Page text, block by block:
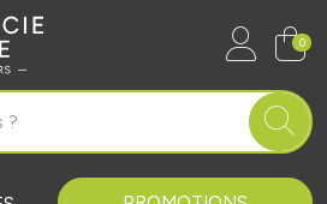
Pharmacie Paque Grandvilliers
0